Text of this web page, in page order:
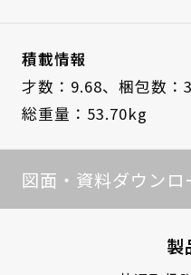
積載情報
才数：9.68、 梱包数：3
総重量：53.70kg
図面・資料ダウンロ
製